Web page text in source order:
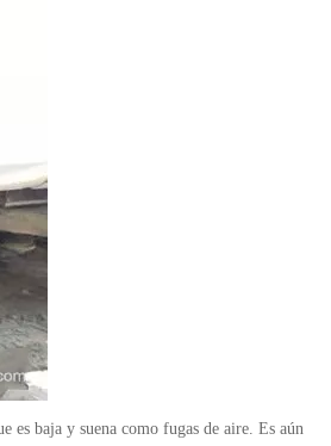
es baja y suena como fugas de aire. Es aún